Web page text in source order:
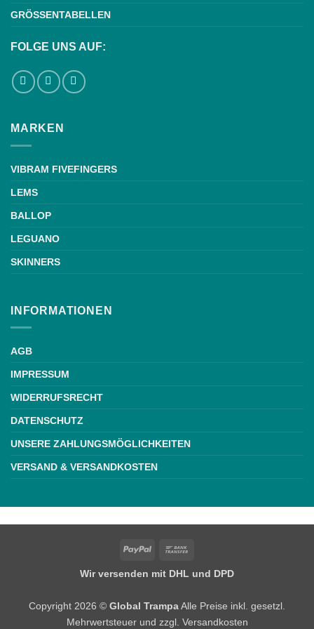
GRÖSSENTABELLEN
FOLGE UNS AUF:
MARKEN
VIBRAM FIVEFINGERS
LEMS
BALLOP
LEGUANO
SKINNERS
INFORMATIONEN
AGB
IMPRESSUM
WIDERRUFSRECHT
DATENSCHUTZ
UNSERE ZAHLUNGSMÖGLICHKEITEN
VERSAND & VERSANDKOSTEN
PayPal
Wir versenden mit DHL und DPD
Copyright 2026 © Global TrampaAlle Preise inkl. gesetzl.
Mehrwertsteuer und zzgl. Versandkosten